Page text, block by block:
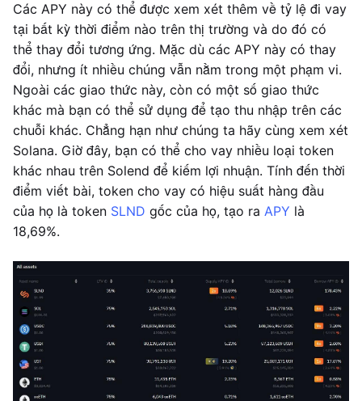
Các APY này có thể được xem xét thêm về tỷ lệ đi vay
tại bất kỳ thời điểm nào trên thị trường và do đó có
thể thay đổi tương ứng. Mặc dù các APY này có thay
đổi, nhưng ít nhiều chúng vẫn nằm trong một phạm vi.
Ngoài các giao thức này, còn có một số giao thức
khác mà bạn có thể sử dụng để tạo thu nhập trên các
chuỗi khác. Chẳng hạn như chúng ta hãy cùng xem xét
Solana. Giờ đây, bạn có thể cho vay nhiều loại token
khác nhau trên Solend để kiếm lợi nhuận. Tính đến thời
điểm viết bài, token cho vay có hiệu suất hàng đầu
của họ là token SLND gốc của họ, tạo ra APY là
18,69%.